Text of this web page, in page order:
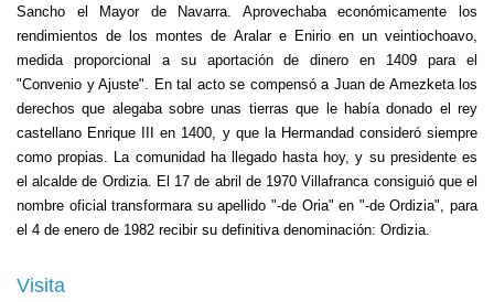
Sancho el Mayor de Navarra. Aprovechaba económicamente los
rendimientos de los montes de Aralar e Enirio en un veintiochoavo,
medida proporcional a su aportación de dinero en 1409 para el
"Convenio y Ajuste". En tal acto se compensó a Juan de Amezketa los
derechos que alegaba sobre unas tierras que le había donado el rey
castellano Enrique III en 1400, y que la Hermandad consideró siempre
como propias. La comunidad ha llegado hasta hoy, y su presidente es
el alcalde de Ordizia. El 17 de abril de 1970 Villafranca consiguió que el
nombre oficial transformara su apellido "-de Oria" en "-de Ordizia", para
el 4 de enero de 1982 recibir su definitiva denominación: Ordizia.
Visita